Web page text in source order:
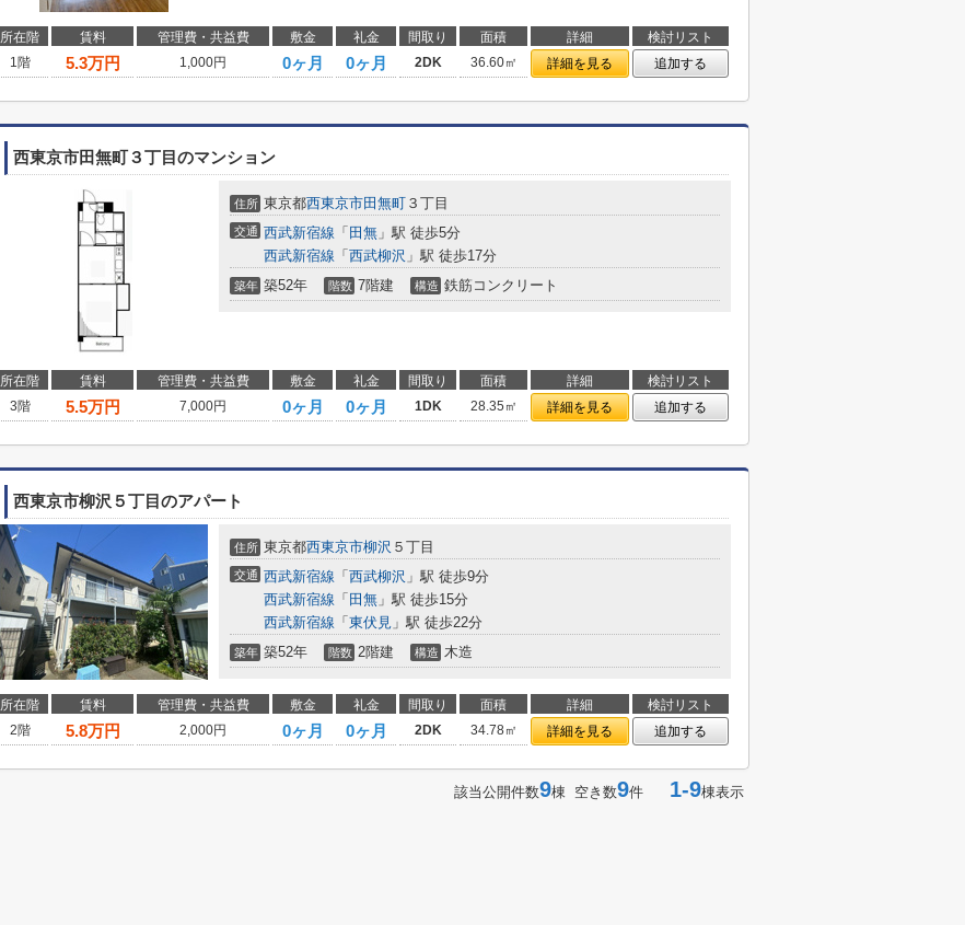
所在階 賃料 管理費・共益費 敷金 礼金 間取り 面積 詳細
検討リスト
1階
5.3万円 1,000円 0ヶ月 0ヶ月 2DK 36.60㎡ 詳細を見る 追加する
西東京市田無町３丁目のマンション
住所 東京都西東京市田無町 ３丁目
交通 西武新宿線 「 田無 」駅 徒歩5分
西武新宿線 「 西武柳沢 」駅 徒歩17分
築年 築52年 階数 7階建 構造 鉄筋コンクリート
所在階 賃料 管理費・共益費 敷金 礼金 間取り 面積 詳細
検討リスト
3階
5.5万円 7,000円 0ヶ月 0ヶ月 1DK 28.35㎡ 詳細を見る 追加する
西東京市柳沢５丁目のアパート
住所 東京都西東京市柳沢 ５丁目
交通 西武新宿線 「 西武柳沢 」駅 徒歩9分
西武新宿線 「 田無 」駅 徒歩15分
西武新宿線 「 東伏見 」駅 徒歩22分
築年 築52年 階数 2階建 構造 木造
所在階 賃料 管理費・共益費 敷金 礼金 間取り 面積 詳細
検討リスト
2階
5.8万円 2,000円 0ヶ月 0ヶ月 2DK 34.78㎡ 詳細を見る 追加する
該当公開件数9棟 空き数9件 1-9棟表示